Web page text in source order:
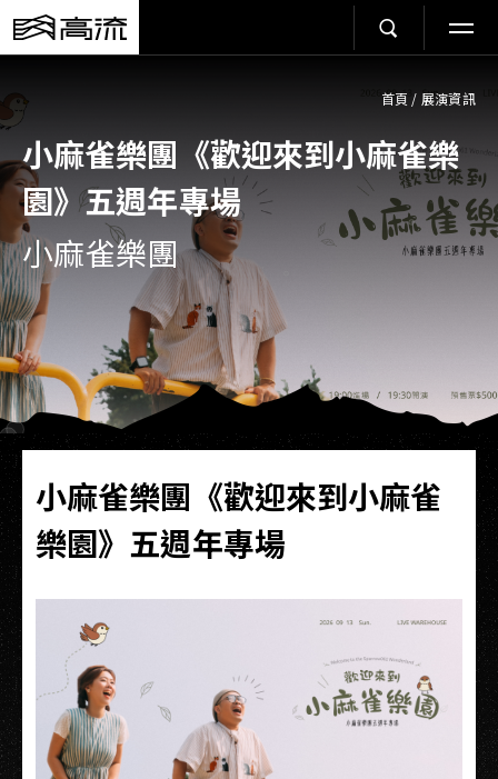
首頁 / 展演資訊
小麻雀樂團《歡迎來到小麻雀樂
園》五週年專場
小麻雀樂團
小麻雀樂團《歡迎來到小麻雀
樂園》五週年專場